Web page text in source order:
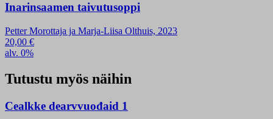
Inarinsaamen taivutusoppi
Petter Morottaja ja Marja-Liisa Olthuis, 2023
20,00 €
alv. 0%
Tutustu myös näihin
Cealkke dearvvuođaid 1